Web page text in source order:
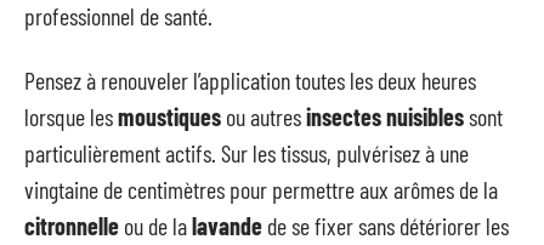
professionnel de santé.
Pensez à renouveler l’application toutes les deux heures
lorsque lesmoustiques ou autresinsectes nuisiblessont
particulièrement actifs. Sur les tissus, pulvérisez à une
vingtaine de centimètres pour permettre aux arômes de la
citronnelle ou de lalavande de se fixer sans détériorer les